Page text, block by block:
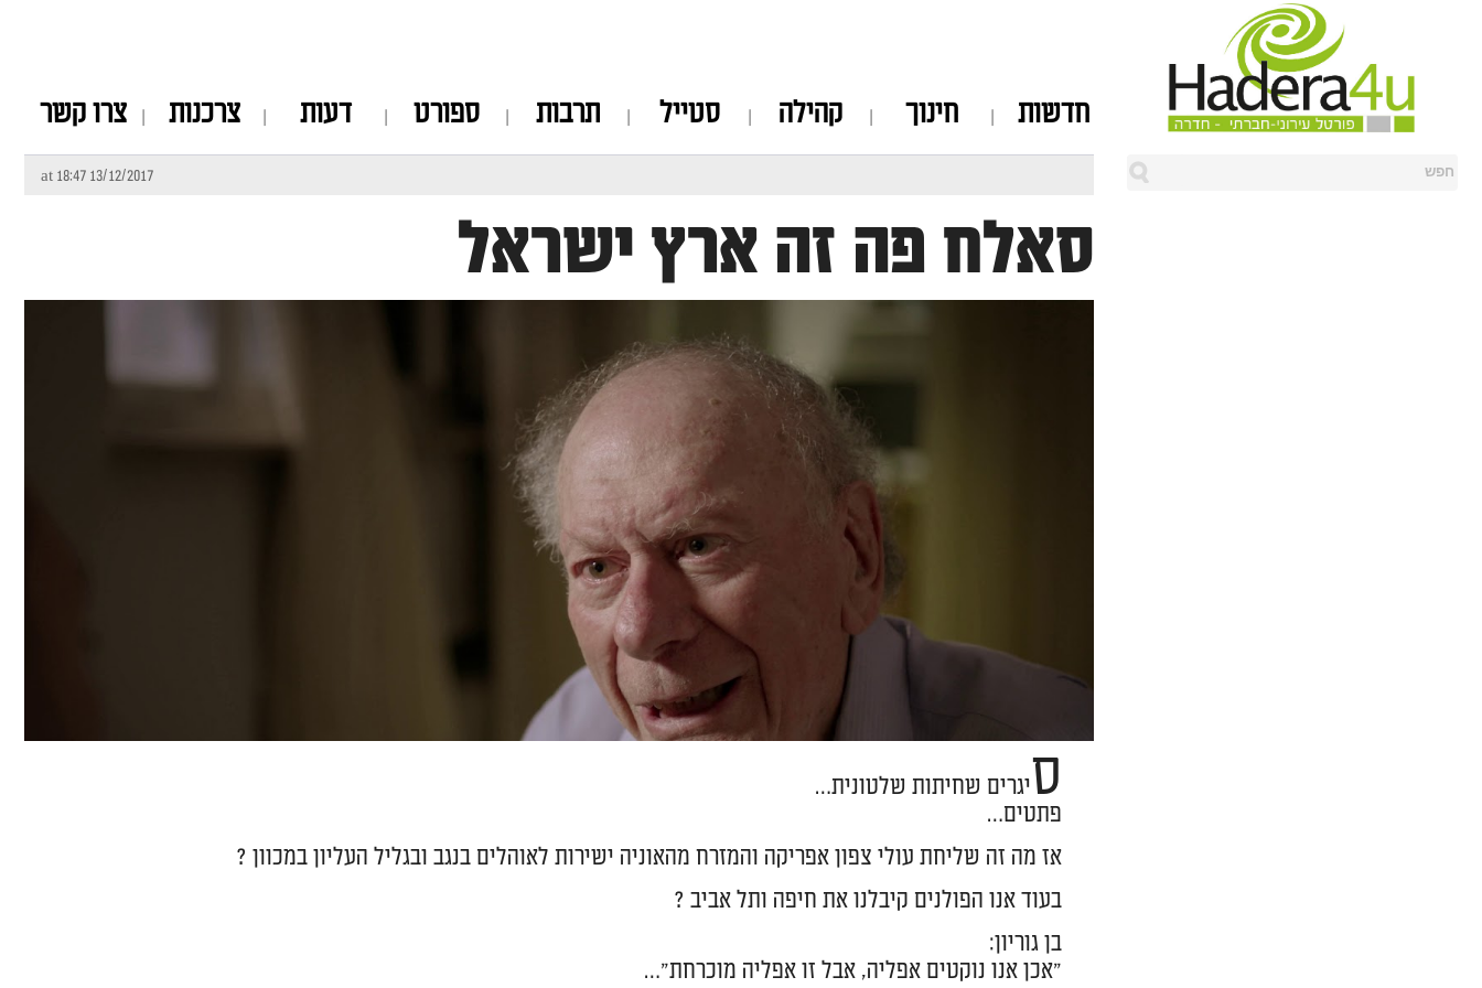
חדשות חינוך קהילה סטייל תרבות ספורט דעות צרכנות צרו קשר
13/12/2017 at 18:47
סאלח פה זה ארץ ישראל
סיגרים שחיתות שלטונית…
פתטים…
אז מה זה שליחת עולי צפון אפריקה והמזרח מהאוניה ישירות לאוהלים בנגב ובגליל העליון במכוון ?
בעוד אנו הפולנים קיבלנו את חיפה ותל אביב ?
בן גוריון:
"אכן אנו נוקטים אפליה, אבל זו אפליה מוכרחת"…